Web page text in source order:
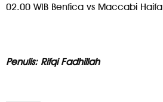
02.00 WIB Benfica vs Maccabi Haifa
Penulis: Rifqi Fadhillah